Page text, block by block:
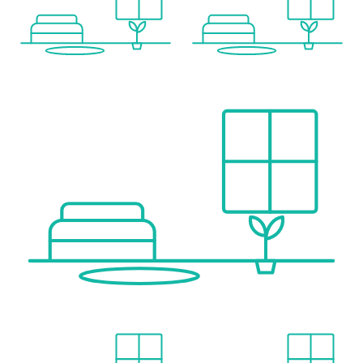
- Zentralheizung mit Wassersystem
- Villeroy & Boch Sanitäranlagen
- moderne Badezimmer
- hochwertige Materialien renommierter Hersteller